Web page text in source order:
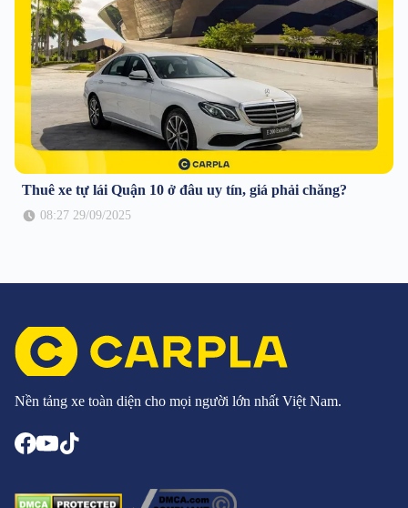
Thuê xe tự lái Quận 10 ở đâu uy tín, giá phải chăng?
08:27 29/09/2025
Nền tảng xe toàn diện cho mọi người lớn nhất Việt Nam.